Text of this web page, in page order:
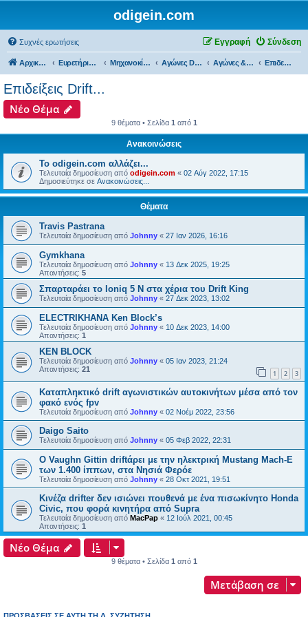
odigein.com
Συχνές ερωτήσεις Σύνδεση
Εγγραφή
Αρχική σελίδα Ευρετήριο Δ. Συζήτησης Μηχανοκίνητος αθλητισμός και μη... Αγώνες Drift & Dragster... Αγώνες & Επίδειξη Drift... Επιδείξεις Drift...
Επιδείξεις Drift...
Νέο Θέμα
9 θέματα • Σελίδα 1 από 1
Ανακοινώσεις
Το odigein.com αλλάζει...
Τελευταία δημοσίευση από odigein.com « 02 Αύγ 2022, 17:15
Δημοσιεύτηκε σε Ανακοινώσεις...
Θέματα
Travis Pastrana
Τελευταία δημοσίευση από Johnny « 27 Ιαν 2026, 16:16
Gymkhana
Τελευταία δημοσίευση από Johnny « 13 Δεκ 2025, 19:25
Απαντήσεις: 5
Σπαρταράει το Ioniq 5 N στα χέρια του Drift King
Τελευταία δημοσίευση από Johnny « 27 Δεκ 2023, 13:02
ELECTRIKHANA Ken Block’s
Τελευταία δημοσίευση από Johnny « 10 Δεκ 2023, 14:00
Απαντήσεις: 1
KEN BLOCK
Τελευταία δημοσίευση από Johnny « 05 Ιαν 2023, 21:24
Απαντήσεις: 21 1 2 3
Καταπληκτικό drift αγωνιστικών αυτοκινήτων μέσα από τον
φακό ενός fpv
Τελευταία δημοσίευση από Johnny « 02 Νοέμ 2022, 23:56
Daigo Saito
Τελευταία δημοσίευση από Johnny « 05 Φεβ 2022, 22:31
Ο Vaughn Gittin driftάρει με την ηλεκτρική Mustang Mach-E
των 1.400 ίππων, στα Νησιά Φερόε
Τελευταία δημοσίευση από Johnny « 28 Οκτ 2021, 19:51
Κινέζα drifter δεν ισιώνει πουθενά με ένα πισωκίνητο Honda
Civic, που φορά κινητήρα από Supra
Τελευταία δημοσίευση από MacPap « 12 Ιούλ 2021, 00:45
Απαντήσεις: 1
Νέο Θέμα
9 θέματα • Σελίδα 1 από 1
Μετάβαση σε